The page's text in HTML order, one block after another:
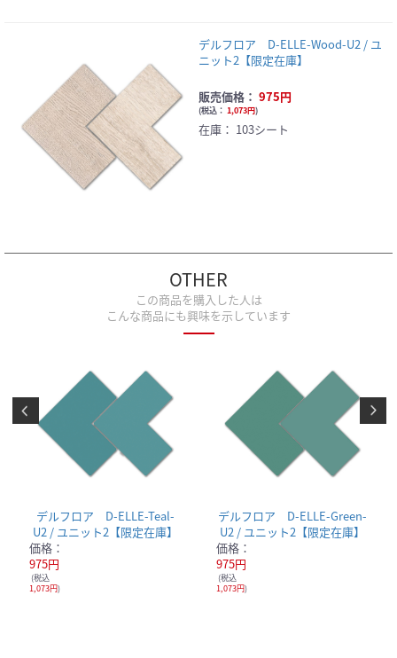
デルフロア D-ELLE-Wood-U2 / ユ
ニット2【限定在庫】
販売価格： 975円
(税込： 1,073円)
在庫： 103シート
OTHER
この商品を購入した人は
こんな商品にも興味を示しています
デルフロア D-ELLE-Teal-
U2 / ユニット2【限定在庫】
価格：
975円
(税込
1,073円)
デルフロア D-ELLE-Green-
U2 / ユニット2【限定在庫】
価格：
975円
(税込
1,073円)